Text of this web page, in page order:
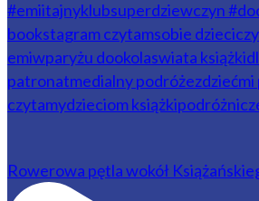
Rowerowa pętla wokół